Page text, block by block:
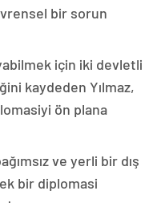
bir sorun
için iki devletli
kaydeden Yılmaz,
ön plana
ve yerli bir dış
bir diplomasi